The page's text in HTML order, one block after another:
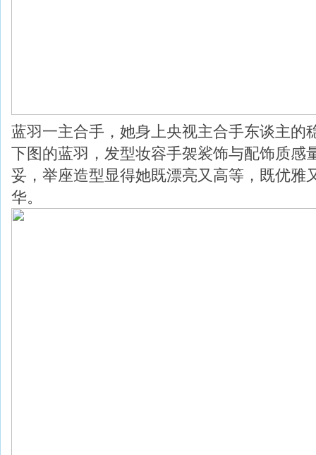
蓝羽一主合手，她身上央视主合手东谈主的
下图的蓝羽，发型妆容手袈裟饰与配饰质感
妥，举座造型显得她既漂亮又高等，既优雅
华。